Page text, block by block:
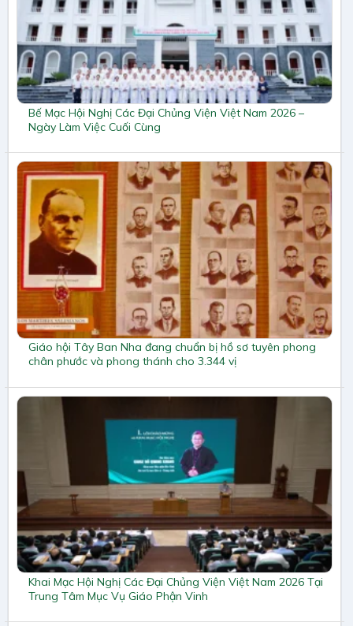
Bế Mạc Hội Nghị Các Đại Chủng Viện Việt Nam 2026 –
Ngày Làm Việc Cuối Cùng
Giáo hội Tây Ban Nha đang chuẩn bị hồ sơ tuyên phong
chân phước và phong thánh cho 3.344 vị
Khai Mạc Hội Nghị Các Đại Chủng Viện Việt Nam 2026 Tại
Trung Tâm Mục Vụ Giáo Phận Vinh